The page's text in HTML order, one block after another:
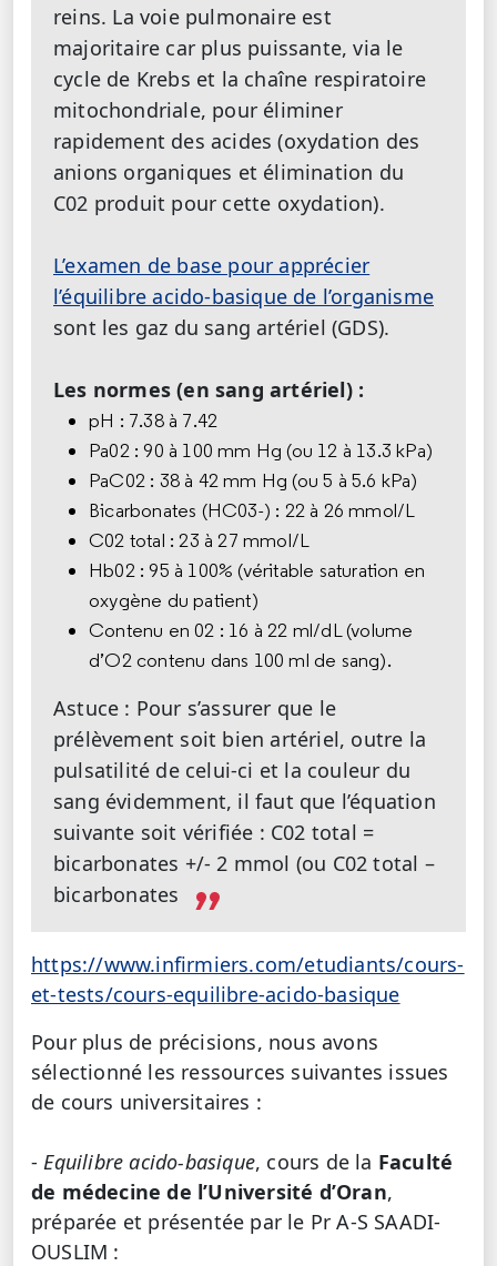
reins. La voie pulmonaire est
majoritaire car plus puissante, via le
cycle de Krebs et la chaîne respiratoire
mitochondriale, pour éliminer
rapidement des acides (oxydation des
anions organiques et élimination du
C02 produit pour cette oxydation).
L’examen de base pour apprécier
l’équilibre acido-basique de l’organisme
sont les gaz du sang artériel (GDS).
Les normes (en sang artériel) :
pH : 7.38 à 7.42
Pa02 : 90 à 100 mm Hg (ou 12 à 13.3 kPa)
PaC02 : 38 à 42 mm Hg (ou 5 à 5.6 kPa)
Bicarbonates (HC03-) : 22 à 26 mmol/L
C02 total : 23 à 27 mmol/L
Hb02 : 95 à 100% (véritable saturation en
oxygène du patient)
Contenu en 02 : 16 à 22 ml/dL (volume
d’O2 contenu dans 100 ml de sang).
Astuce : Pour s’assurer que le
prélèvement soit bien artériel, outre la
pulsatilité de celui-ci et la couleur du
sang évidemment, il faut que l’équation
suivante soit vérifiée : C02 total =
bicarbonates +/- 2 mmol (ou C02 total –
bicarbonates
https://www.infirmiers.com/etudiants/cours-
et-tests/cours-equilibre-acido-basique
Pour plus de précisions, nous avons
sélectionné les ressources suivantes issues
de cours universitaires :
-Equilibre acido-basique, cours de la Faculté
de médecine de l’Université d’Oran,
préparée et présentée par le Pr A-S SAADI-
OUSLIM :